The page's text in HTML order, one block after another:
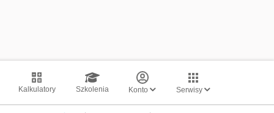
Kalkulatory Szkolenia Konto Serwisy